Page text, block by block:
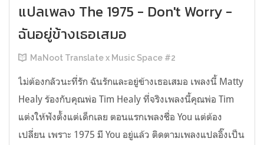
แปลเพลง The 1975 - Don't Worry -
ฉันอยู่ข้างเธอเสมอ
MaNoot Translate x Music Space #2
ไม่ต้องกลัวนะที่รัก ฉันรักและอยู่ข้างเธอเสมอ เพลงนี้ Matty
Healy ร้องกับคุณพ่อ Tim Healy ที่จริงเพลงนี้คุณพ่อ Tim
แต่งให้ฟังตั้งแต่เด็กเลย ตอนแรกเพลงชื่อ You แต่ต้อง
เปลี่ยน เพราะ 1975 มี You อยู่แล้ว ติดตามเพลงแปลอิ๊งเป็น